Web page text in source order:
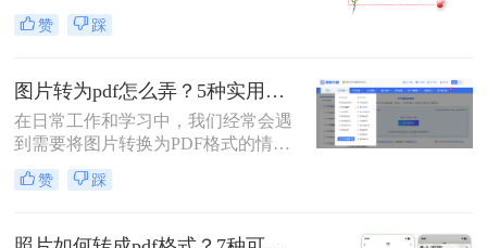
片如何转pdf呢？本文将介绍三种简单
有效的方法，助您快速完成转换。
赞 踩
图片转为pdf怎么弄？5种实用转换方法详解！
在日常工作和学习中，我们经常会遇
到需要将图片转换为PDF格式的情
况。无论是整理证件照片、制作电子
相册，还是将扫描的文档统一格式，
掌握的基本技能。PDF格式具有跨平
赞 踩